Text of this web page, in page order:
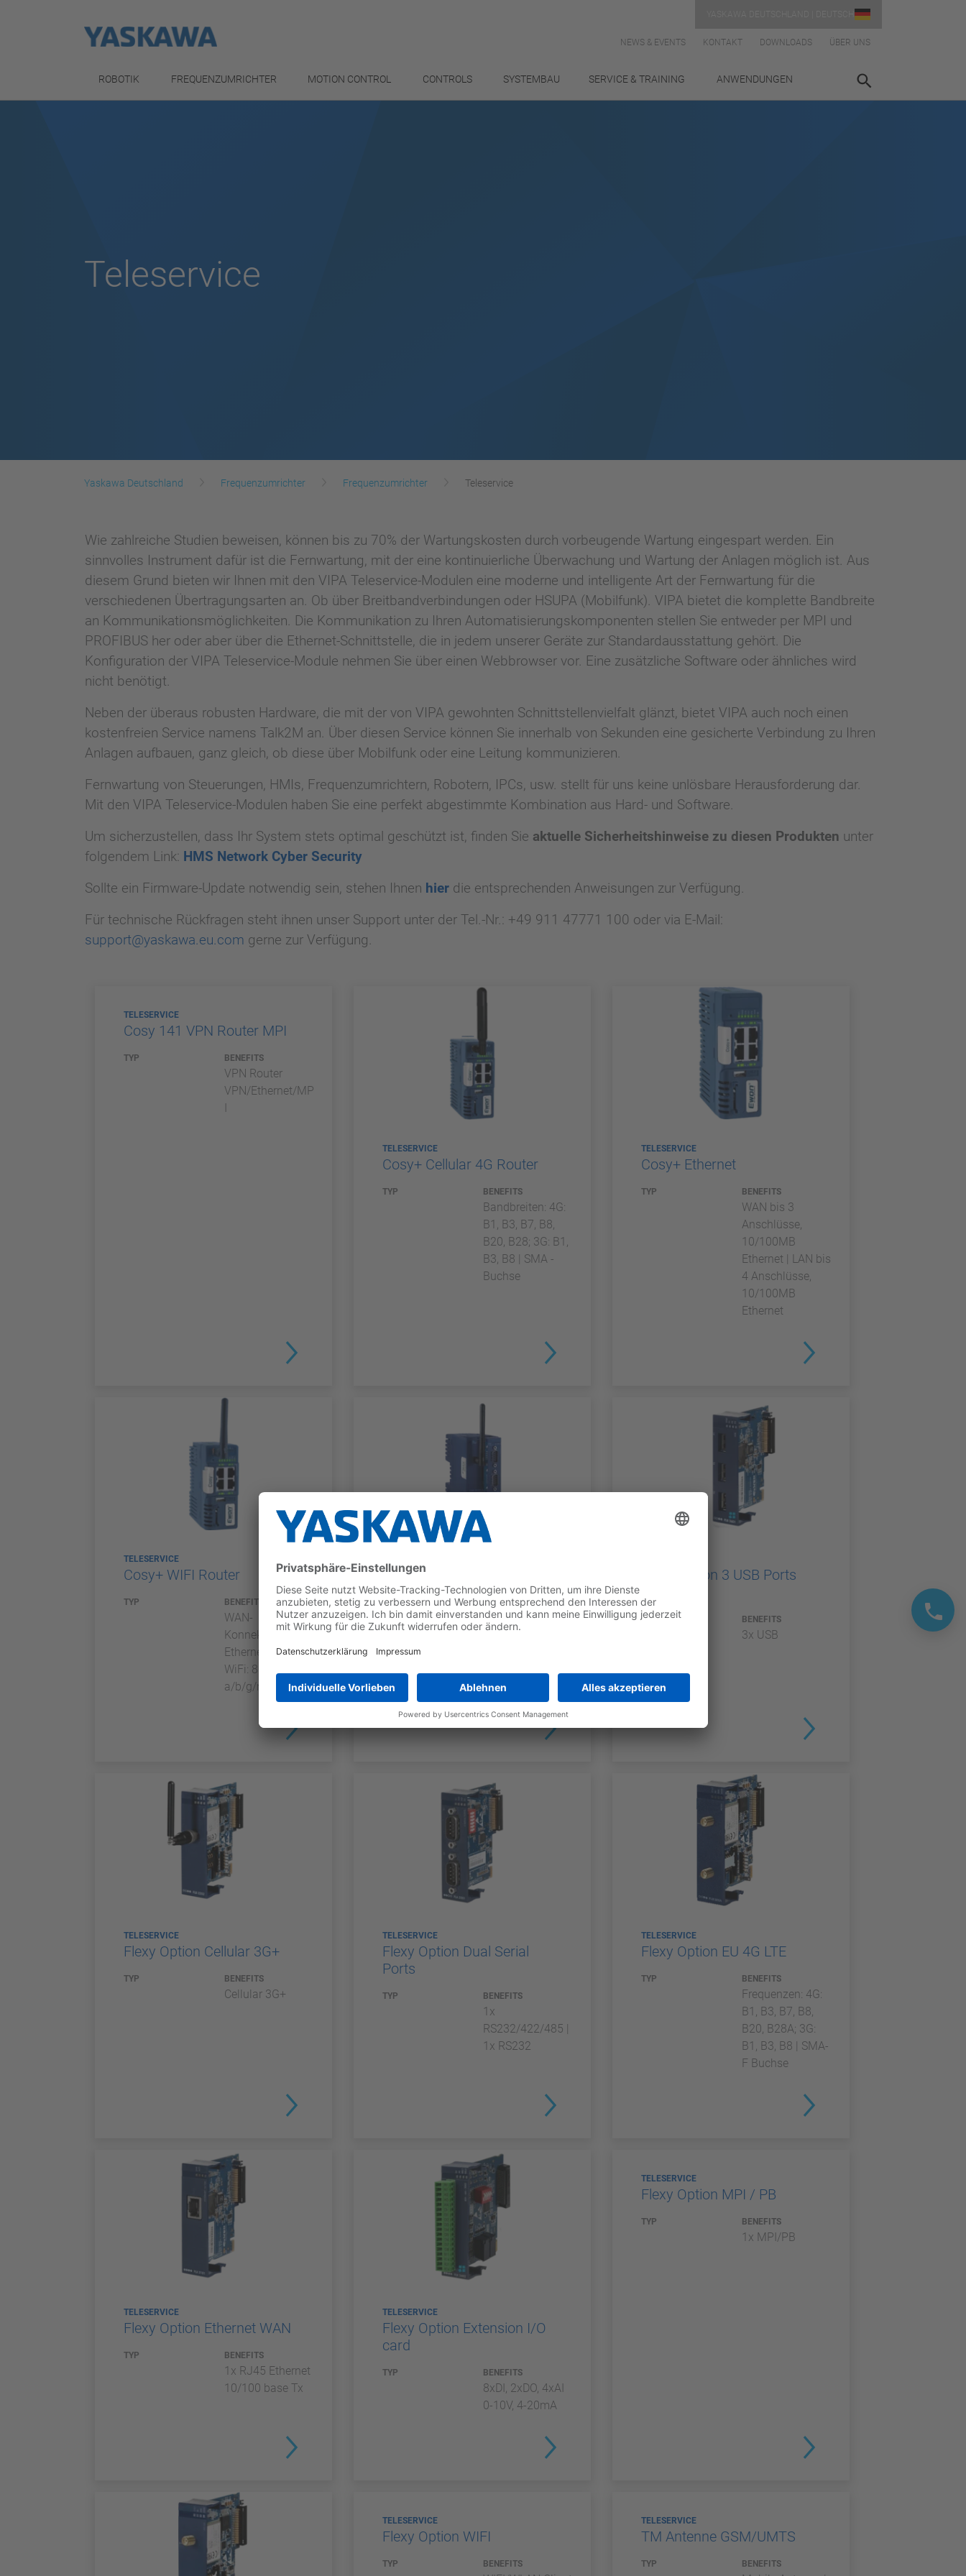
NEWS & EVENTS KONTAKT DOWNLOADS ÜBER UNS
ROBOTIK FREQUENZUMRICHTER MOTION CONTROL CONTROLS SYSTEMBAU SERVICE & TRAINING ANWENDUNGEN
Teleservice
Yaskawa Deutschland Frequenzumrichter Frequenzumrichter Teleservice
Wie zahlreiche Studien beweisen, können bis zu 70% der Wartungskosten durch vorbeugende Wartung eingespart werden. Ein
sinnvolles Instrument dafür ist die Fernwartung, mit der eine kontinuierliche Überwachung und Wartung der Anlagen möglich ist. Aus
diesem Grund bieten wir Ihnen mit den VIPA Teleservice-Modulen eine moderne und intelligente Art der Fernwartung für die
verschiedenen Übertragungsarten an. Ob über Breitbandverbindungen oder HSUPA (Mobilfunk). VIPA bietet die komplette Bandbreite
an Kommunikationsmöglichkeiten. Die Kommunikation zu Ihren Automatisierungskomponenten stellen Sie entweder per MPI und
PROFIBUS her oder aber über die Ethernet-Schnittstelle, die in jedem unserer Geräte zur Standardausstattung gehört. Die
Konfiguration der VIPA Teleservice-Module nehmen Sie über einen Webbrowser vor. Eine zusätzliche Software oder ähnliches wird
nicht benötigt.
Neben der überaus robusten Hardware, die mit der von VIPA gewohnten Schnittstellenvielfalt glänzt, bietet VIPA auch noch einen
kostenfreien Service namens Talk2M an. Über diesen Service können Sie innerhalb von Sekunden eine gesicherte Verbindung zu Ihren
Anlagen aufbauen, ganz gleich, ob diese über Mobilfunk oder eine Leitung kommunizieren.
Fernwartung von Steuerungen, HMIs, Frequenzumrichtern, Robotern, IPCs, usw. stellt für uns keine unlösbare Herausforderung dar.
Mit den VIPA Teleservice-Modulen haben Sie eine perfekt abgestimmte Kombination aus Hard- und Software.
Um sicherzustellen, dass Ihr System stets optimal geschützt ist, finden Sie aktuelle Sicherheitshinweise zu diesen Produkten unter
folgendem Link: HMS Network Cyber Security
Sollte ein Firmware-Update notwendig sein, stehen Ihnen hier die entsprechenden Anweisungen zur Verfügung.
Für technische Rückfragen steht ihnen unser Support unter der Tel.-Nr.: +49 911 47771 100 oder via E-Mail:
support@yaskawa.eu.com gerne zur Verfügung.
TELESERVICE
Cosy 141 VPN Router MPI
TYP BENEFITS
VPN Router
VPN/Ethernet/MP
I
TELESERVICE
Cosy+ Cellular 4G Router
TYP BENEFITS
Bandbreiten: 4G:
B1, B3, B7, B8,
B20, B28; 3G: B1,
B3, B8 | SMA -
Buchse
TELESERVICE
Cosy+ Ethernet
TYP BENEFITS
WAN bis 3
Anschlüsse,
10/100MB
Ethernet | LAN bis
4 Anschlüsse,
10/100MB
Ethernet
TELESERVICE
Cosy+ WIFI Router
TYP BENEFITS
WAN-
Konnektivität:
Ethernet oder
WiFi: 802.11
a/b/g/n
Flexy IOT Router
TYP BENEFITS
Base Unit
Flexy Option 3 USB Ports
TYP BENEFITS
3x USB
TELESERVICE
Flexy Option Cellular 3G+
TYP BENEFITS
Cellular 3G+
TELESERVICE
Flexy Option Dual Serial
Ports
TYP BENEFITS
1x
RS232/422/485 |
1x RS232
TELESERVICE
Flexy Option EU 4G LTE
TYP BENEFITS
Frequenzen: 4G:
B1, B3, B7, B8,
B20, B28A; 3G:
B1, B3, B8 | SMA-
F Buchse
TELESERVICE
Flexy Option Ethernet WAN
TYP BENEFITS
1x RJ45 Ethernet
10/100 base Tx
TELESERVICE
Flexy Option Extension I/O
card
TYP BENEFITS
8xDI, 2xDO, 4xAI
0-10V, 4-20mA
TELESERVICE
Flexy Option MPI / PB
TYP BENEFITS
1x MPI/PB
TELESERVICE
Flexy Option WIFI
TYP BENEFITS
TELESERVICE
TM Antenne GSM/UMTS
TYP BENEFITS